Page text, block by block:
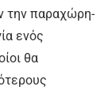
την παραχώρη­
ενός
θα